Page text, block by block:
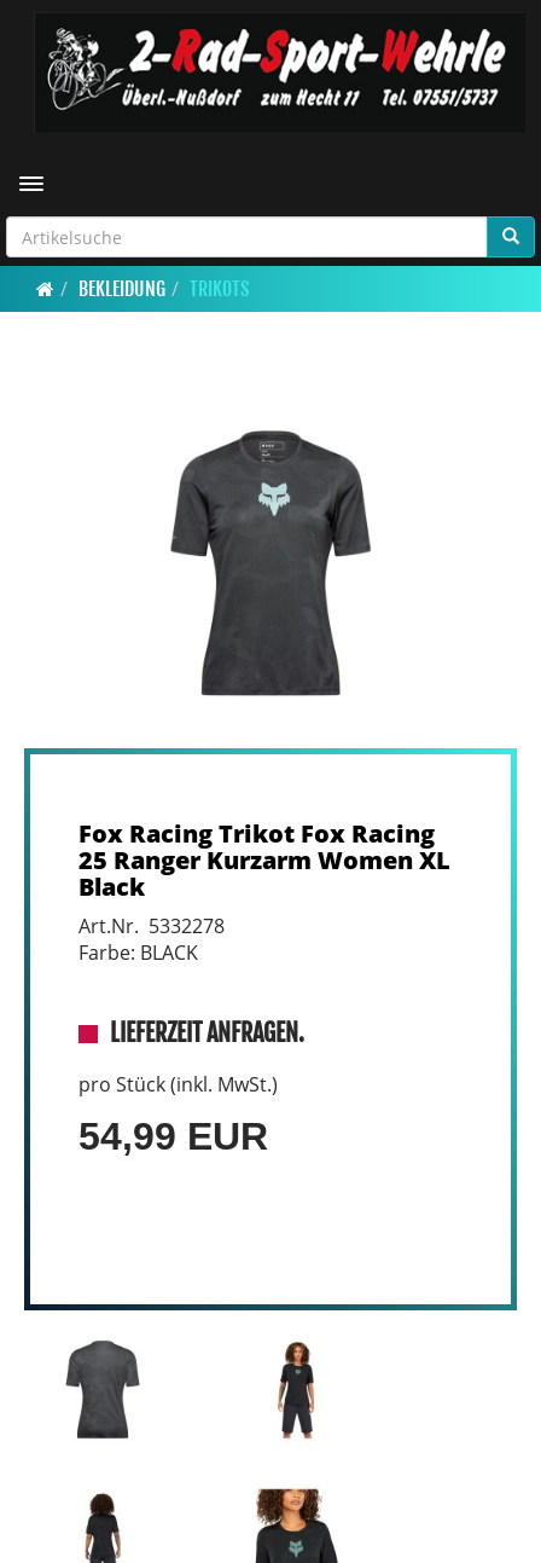
Toggle navigation
BEKLEIDUNG TRIKOTS
Fox Racing Trikot Fox Racing
25 Ranger Kurzarm Women XL
Black
Art.Nr. 5332278
Farbe: BLACK
LIEFERZEIT ANFRAGEN.
pro Stück (inkl. MwSt.)
54,99 EUR